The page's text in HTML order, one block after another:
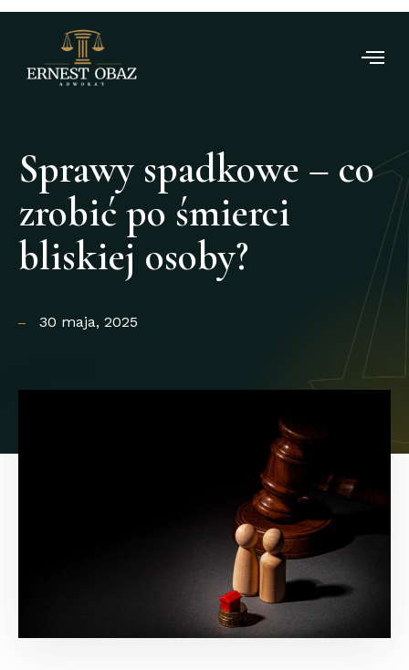
Sprawy spadkowe – co
zrobić po śmierci
bliskiej osoby?
30 maja, 2025